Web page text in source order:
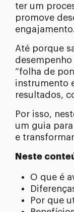
ter um
promove
engajamento.
Até porque
desempenho
“folha de
instrumento
resultados,
Por isso,
um guia
e
Neste
O que é
Por que